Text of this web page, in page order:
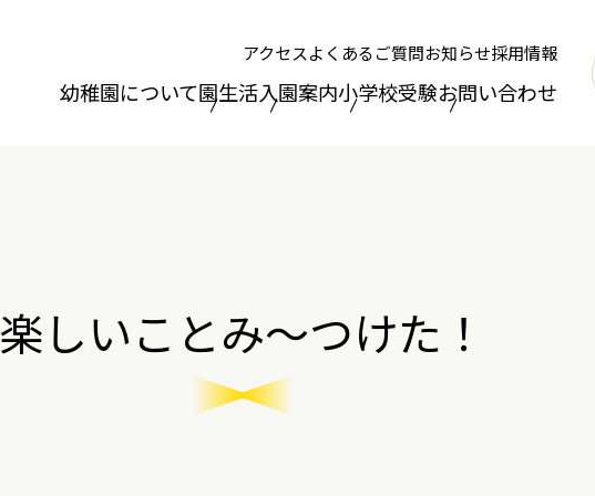
アクセスよくあるご質問お知らせ採用情報
幼稚園について園生活入園案内小学校受験お問い合わせ
楽しいことみ～つけた！